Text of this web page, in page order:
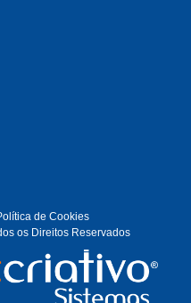
de Cookies
os Direitos Reservados